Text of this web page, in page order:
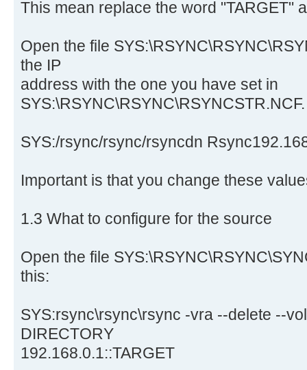
This mean replace the word "TARGET"
Open the file
the IP
address with the one you have set in
SYS:\RSYNC\RSYNC\RSYNCSTR.NCF.
SYS:/rsync/rsync/rsyncdn
Important is that you change these
1.3 What to configure for the source
Open the file
this:
SYS:rsync\rsync\rsync -vra --delete --
DIRECTORY
192.168.0.1::TARGET